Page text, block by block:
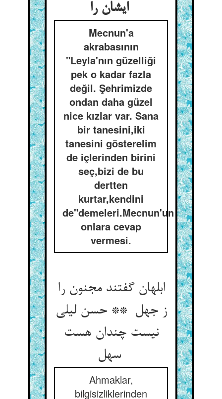
ایشان را
Mecnun'a
akrabasının
"Leyla'nın güzelliği
pek o kadar fazla
değil. Şehrimizde
ondan daha güzel
nice kızlar var. Sana
bir tanesini,iki
tanesini gösterelim
de içlerinden birini
seç,bizi de bu
dertten
kurtar,kendini
de"demeleri.Mecnun'un
onlara cevap
vermesi.
ابلهان گفتند مجنون را
ز جهل ** حسن لیلی
نیست چندان هست
سهل
Ahmaklar,
bilgisizliklerinden